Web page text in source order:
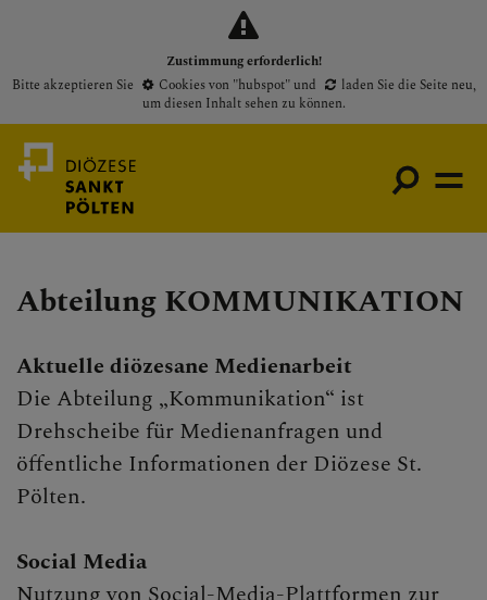
Zustimmung erforderlich!
Bitte akzeptieren Sie
Cookies von "hubspot"und laden Sie die Seite neu,
um diesen Inhalt sehen zu können.
Medienportal
Gottesdienste
Pfarren
Presse
Personen
Jobbörse
Abteilung KOMMUNIKATION
Aktuelle diözesane Medienarbeit
Die Abteilung „Kommunikation“ ist
Drehscheibe für Medienanfragen und
öffentliche Informationen der Diözese St.
Pölten.
Social Media